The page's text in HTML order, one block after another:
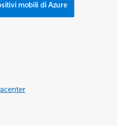
mobili di Azure